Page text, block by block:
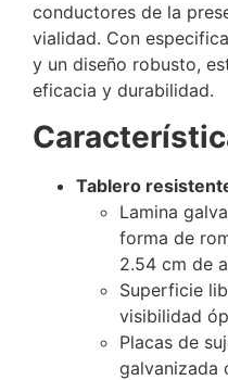
conductores de la
vialidad. Con
y un diseño robusto,
eficacia y durabilidad.
Tablero
Lamina
forma de
2.54 cm de
Superficie
visibilidad
Placas de
galvanizada